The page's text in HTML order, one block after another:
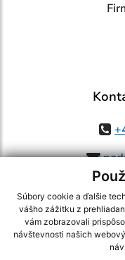
Súbory cookie a ďalšie
vášho zážitku z
vám zobrazovali
návštevnosti našich
využite možnosť
CMS systém (redakčný)